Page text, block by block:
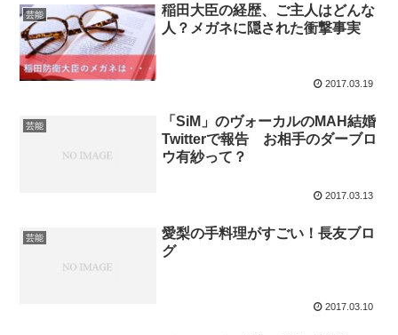
芸能
稲田大臣の経歴、ご主人はどんな
人？メガネに隠された衝撃事実
2017.03.19
芸能
「SiM」のヴォーカルのMAH結婚
Twitterで報告 お相手のダーブロ
ウ有紗って？
2017.03.13
芸能
愛梨の手料理がすごい！長友ブロ
グ
2017.03.10